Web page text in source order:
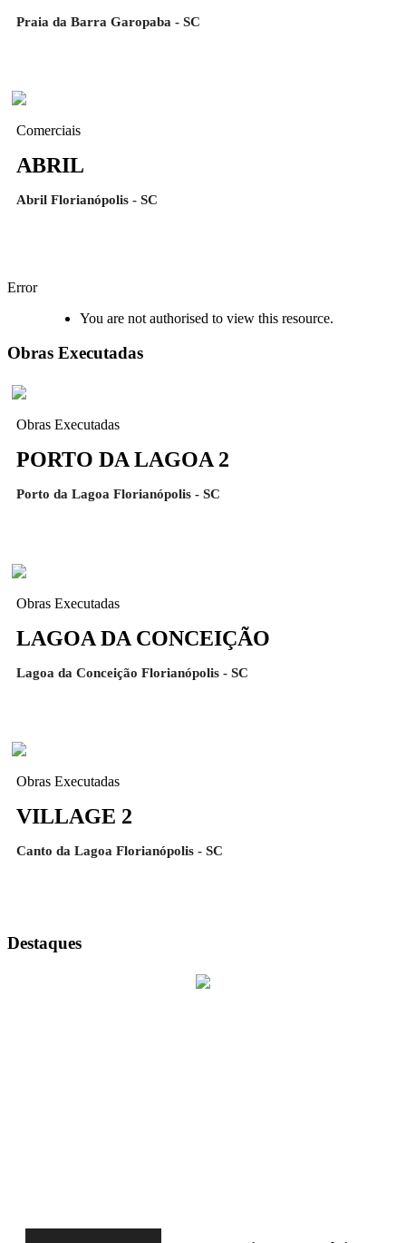
Praia da Barra Garopaba - SC
Comerciais
ABRIL
Abril Florianópolis - SC
Error
You are not authorised to view this resource.
Obras Executadas
Obras Executadas
PORTO DA LAGOA 2
Porto da Lagoa Florianópolis - SC
Obras Executadas
LAGOA DA CONCEIÇÃO
Lagoa da Conceição Florianópolis - SC
Obras Executadas
VILLAGE 2
Canto da Lagoa Florianópolis - SC
Destaques